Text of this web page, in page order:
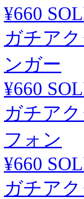
¥660
ガチア
ンガー
¥660
ガチア
フォン
¥660
ガチア